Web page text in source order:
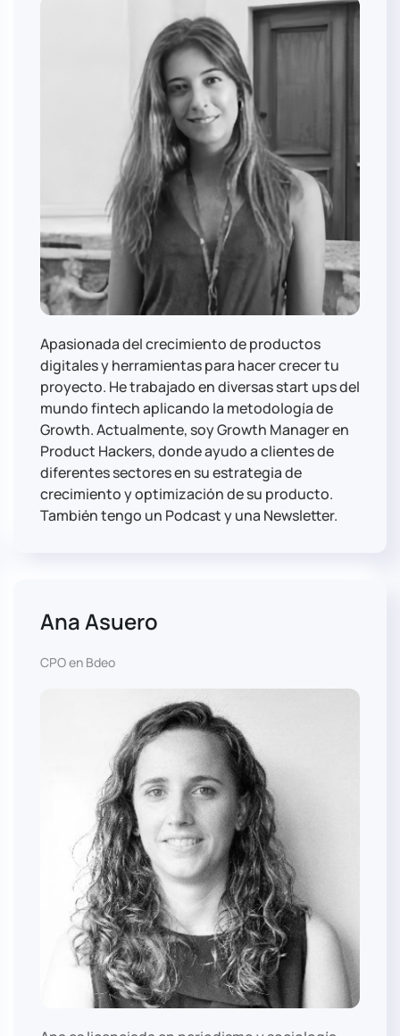
Apasionada del crecimiento de productos
digitales y herramientas para hacer crecer tu
proyecto. He trabajado en diversas start ups del
mundo fintech aplicando la metodología de
Growth. Actualmente, soy Growth Manager en
Product Hackers, donde ayudo a clientes de
diferentes sectores en su estrategia de
crecimiento y optimización de su producto.
También tengo un Podcast y una Newsletter.
Ana Asuero
CPO en Bdeo